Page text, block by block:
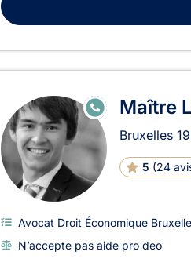
Maître
Bruxelles
5 (24
E
N
N
Avocat Droit Économique
N’accepte pas aide pro deo